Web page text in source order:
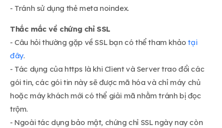
- Tránh sử dụng thẻ meta noindex.
Thắc mắc về chứng chỉ SSL
- Câu hỏi thường gặp về SSL bạn có thể tham khảotại
đây.
- Tác dụng của https là khi Client và Server trao đổi các
gói tin, các gói tin này sẽ được mã hóa và chỉ máy chủ
hoặc máy khách mới có thể giải mã nhằm tránh bị đọc
trộm.
- Ngoài tác dụng bảo mật, chứng chỉ SSL ngày nay còn